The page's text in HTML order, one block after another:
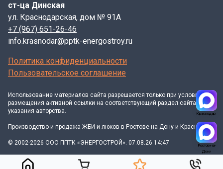
ст-ца Динская
ул. Краснодарская, дом № 91А
+7 (967) 651-26-46
info.krasnodar@pptk-energostroy.ru
Политика конфиденциальности
Пользовательское соглашение
Использование материалов сайта разрешается только при условии
размещения активной ссылки на соответствующий раздел сайта и
указания авторства.
Производство и продажа ЖБИ и люков в Ростове-на-Дону и Краснодаре
© 2002-2026 ООО ППТК «ЭНЕРГОСТРОЙ». 07.08.26 14:47
Краснодар
Ростов-на-
Дону